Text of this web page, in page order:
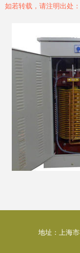
如若转载，请注明出处
地址：上海